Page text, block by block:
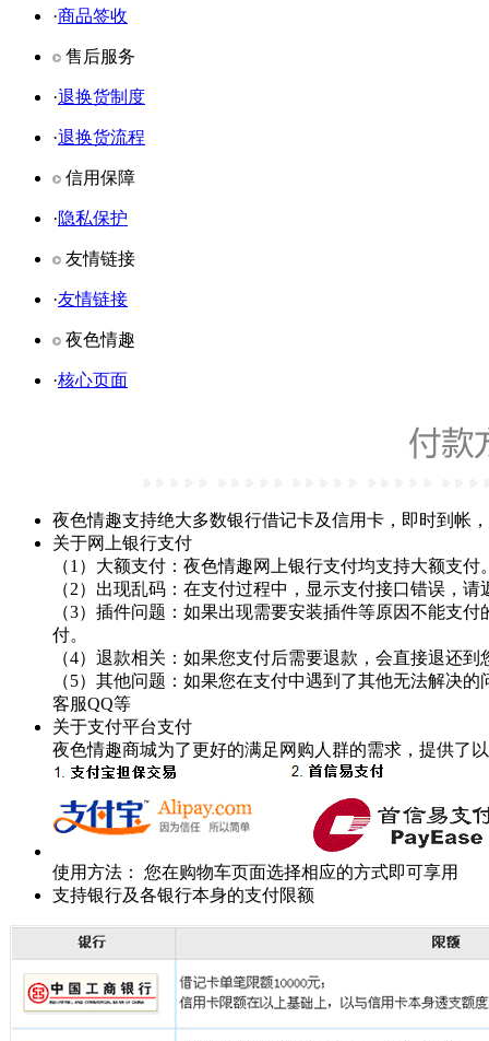
·商品签收
售后服务
·退换货制度
·退换货流程
信用保障
·隐私保护
友情链接
·友情链接
夜色情趣
·核心页面
夜色情趣支持绝大多数银行借记卡及信用卡，即时到帐
关于网上银行支付
（1）大额支付：夜色情趣网上银行支付均支持大额支付
（2）出现乱码：在支付过程中，显示支付接口错误，
（3）插件问题：如果出现需要安装插件等原因不能支
付。
（4）退款相关：如果您支付后需要退款，会直接退还
（5）其他问题：如果您在支付中遇到了其他无法解决
客服QQ等
关于支付平台支付
夜色情趣商城为了更好的满足网购人群的需求，提供了
使用方法：
您在购物车页面选择相应的方式即可享用
支持银行及各银行本身的支付限额